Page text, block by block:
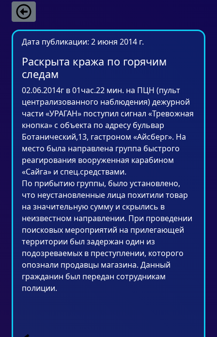
Дата публикации: 2 июня 2014 г.
Раскрыта кража по горячим
следам
02.06.2014г в 01час.22 мин. на ПЦН (пульт
централизованного наблюдения) дежурной
части «УРАГАН» поступил сигнал «Тревожная
кнопка» с объекта по адресу бульвар
Ботанический,13, гастроном «Айсберг». На
место была направлена группа быстрого
реагирования вооруженная карабином
«Сайга» и спец.средствами.
По прибытию группы, было установлено,
что неустановленные лица похитили товар
на значительную сумму и скрылись в
неизвестном направлении. При проведении
поисковых мероприятий на прилегающей
территории был задержан один из
подозреваемых в преступлении, которого
опознали продавцы магазина. Данный
гражданин был передан сотрудникам
полиции.